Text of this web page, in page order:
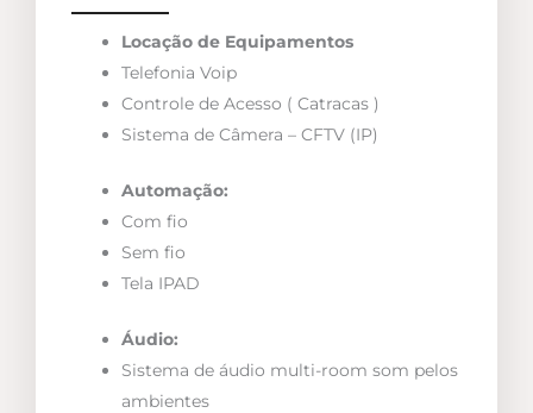
Locação de Equipamentos
Telefonia Voip
Controle de Acesso ( Catracas )
Sistema de Câmera – CFTV (IP)
Automação:
Com fio
Sem fio
Tela IPAD
Áudio:
Sistema de áudio multi-room som pelos
ambientes